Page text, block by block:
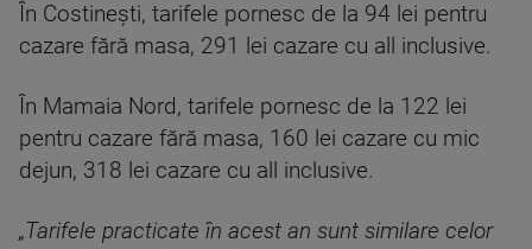
În Costineşti, tarifele pornesc de la 94 lei pentru
cazare fără masa, 291 lei cazare cu all inclusive.
În Mamaia Nord, tarifele pornesc de la 122 lei
pentru cazare fără masa, 160 lei cazare cu mic
dejun, 318 lei cazare cu all inclusive.
„Tarifele practicate în acest an sunt similare celor